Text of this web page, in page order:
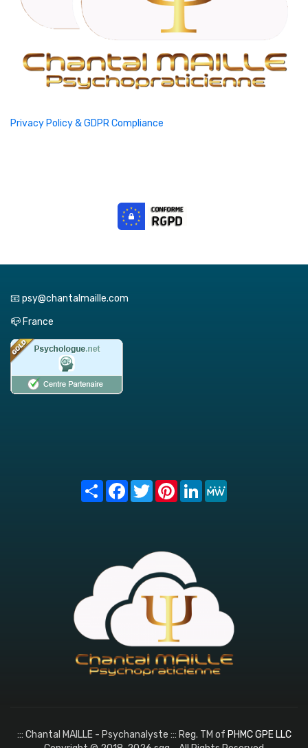
Privacy Policy & GDPR Compliance
📧 psy@chantalmaille.com
📪 France
Share FacebookTwitterPinterest
LinkedIn
::: Chantal MAILLE - Psychanalyste ::: Reg. TM of PHMC GPE LLC